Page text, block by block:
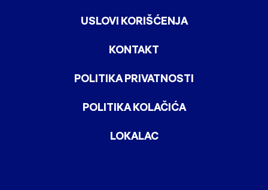
USLOVI KORIŠĆENJA
KONTAKT
POLITIKA PRIVATNOSTI
POLITIKA KOLAČIĆA
LOKALAC